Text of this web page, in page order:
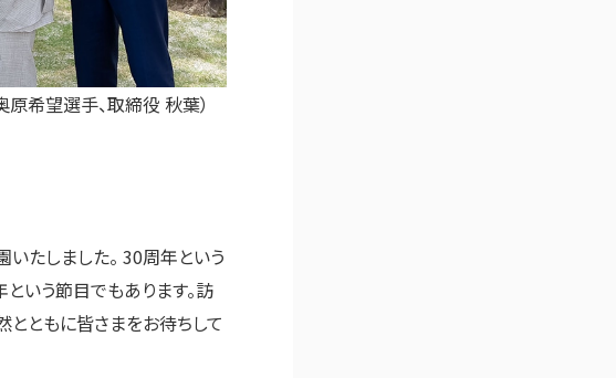
原希望選手、取締役 秋葉）
たしました。 30周年という
いう節目でもあります。訪
ともに皆さまをお待ちして